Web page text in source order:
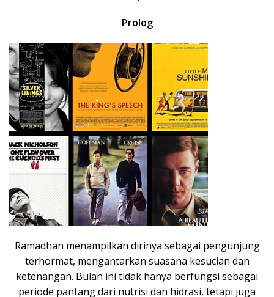
Prolog
Ramadhan menampilkan dirinya sebagai pengunjung
terhormat, mengantarkan suasana kesucian dan
ketenangan. Bulan ini tidak hanya berfungsi sebagai
periode pantang dari nutrisi dan hidrasi, tetapi juga